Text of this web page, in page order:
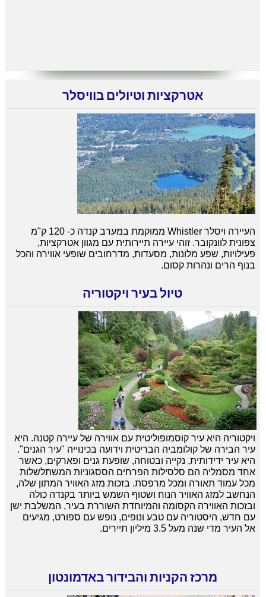
אטרקציות וטיולים בוויסלר
העיירה ויסלר Whistler ממוקמת במערב קנדה כ- 120 ק"מ
צפונית לוונקובר. זוהי עיירה תיירותית עם מגוון אטרקציות,
פעילויות, שפע מלונות, מסעדות, מדרחובים שופעי אווירה והכל
בנוף הרים ונהרות קסום.
טיול בעיר ויקטוריה
ויקטוריה היא עיר קוסמופוליטית עם אווירה של עיירה קטנה. היא
עיר הבירה של קולומביה הבריטית וידועה בכינוייה "עיר הגנים".
היא עיר ידידותית, נקייה ובטוחה, שופעת גנים ופארקים, כאשר
אחד מסמליה הם סלסילות הפרחים הססגוניות המשתלשלות
מכל עמוד תאורה ומכל מרפסת. בזכות מזג האוויר המתון שלה,
הנחשב למזג האוויר הנוח ושטוף השמש ביותר בקנדה כולה
ובזכות האווירה הקסומה והמיוחדת השוררת בעיר, המשלבת ישן
עם חדש, היסטוריה עם טבע ונופים, נופש עם ספורט, מגיעים
אל העיר מדי שנה מעל 3.5 מיליון תיירים.
מרכז הקניות והבידור באדמונטון